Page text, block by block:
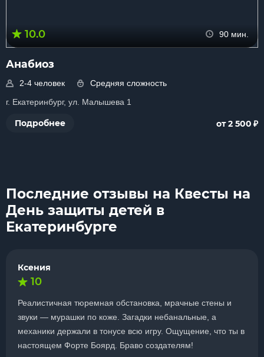
10.0 90 мин.
Анабиоз
2-4 человек
Средняя сложность
г. Екатеринбург, ул. Малышева 1
Подробнее от 2 500 ₽
Последние отзывы на Квесты на
День защиты детей в
Екатеринбурге
Ксения
10
Реалистичная тюремная обстановка, мрачные стены и
звуки — мурашки по коже. Загадки небанальные, а
механики держали в тонусе всю игру. Ощущение, что ты в
настоящем Форте Боярд. Браво создателям!